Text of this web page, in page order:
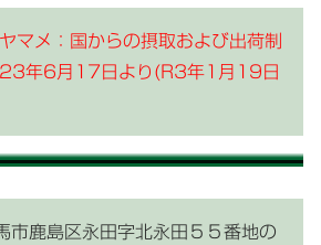
マメ：国からの摂取および出荷制
23年6月17日より(R3年1月19日
市鹿島区永田字北永田５５番地の